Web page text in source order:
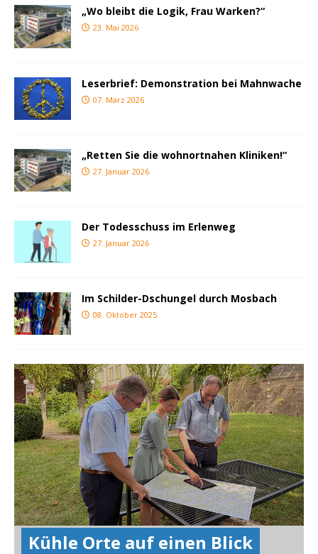
„Wo bleibt die Logik, Frau Warken?“
23. Mai 2026
Leserbrief: Demonstration bei Mahnwache
07. März 2026
„Retten Sie die wohnortnahen Kliniken!“
27. Januar 2026
Der Todesschuss im Erlenweg
27. Januar 2026
Im Schilder-Dschungel durch Mosbach
08. Oktober 2025
Kühle Orte auf einen Blick